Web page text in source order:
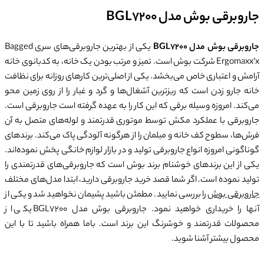
جاروبرقی بوش مدل BGL7200
جاروبرقی بوش مدل BGL7200
یکی از بهترین جاروبرقی‌های سری Bagged
Ergomaxx’x شرکت بوش است. تمیز و مرتب بودن یک خانه، به کدبانوی خانه
آرامش و اعتباری خاص می‌بخشد. یکی از اصلی‌ترین کارهای روزانه برای نظافت
خانه جارو زدن است که ریزترین آشغال‌ها و گرد و غبار را از روی زمین محو
می‌کند. امروزه وسیله برقی که این کار را به عهده گرفته است جاروبرقی است.
جاروبرقی با عملکرد مکش توسط موتوری قدرتمند و لوله‌های متصل به آن
فرش‌ها، سطوح کف خانه و مبلمان را از هرگونه آلودگی پاک می‌کند. برندهای
گوناگونی امروزه انواع جاروبرقی تولید و در بازار لوازم خانگی پخش نموده‌اند.
یکی از این برندهای خوشنام برند بوش است که جاروبرقی‌های قدرتمندی را
تولید نموده است. اگر شما قصد خرید جاروبرقی دارید، ابتدا مدل‌های مختلف
جاروبرقی‌ بوشرا بررسی نمایید. مطمئن باشید پشیمان نخواهید شد و یکی از
آنها را خریداری خواهید نمود. جاروبرقی بوش مدل BGL7200 یکی از
محصولات قدرتمند و خوشرنگ این برند است. باما همراه باشید تا با این
محصول بیشتر آشنا شوید.